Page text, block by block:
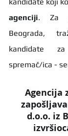
agenciji. Za
Beograda,
kandidate
spremač/ica -
Agencija
d.o.o. iz